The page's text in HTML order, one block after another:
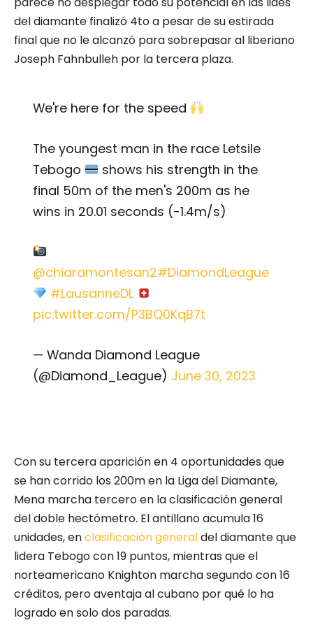
del diamante finalizó 4to a pesar de su estirada
final que no le alcanzó para sobrepasar al liberiano
Joseph Fahnbulleh por la tercera plaza.
We're here for the speed
The youngest man in the race Letsile
Tebogo
shows his strength in the
final 50m of the men's 200m as he
wins in 20.01 seconds (-1.4m/s)
@chiaramontesan2#DiamondLeague
#LausanneDL
pic.twitter.com/P3BQ0KqB7t
— Wanda Diamond League
(@Diamond_League) June 30, 2023
Con su tercera aparición en 4 oportunidades que
se han corrido los 200m en la Liga del Diamante,
Mena marcha tercero en la clasificación general
del doble hectómetro. El antillano acumula 16
unidades, enclasificación generaldel diamante que
lidera Tebogo con 19 puntos, mientras que el
norteamericano Knighton marcha segundo con 16
créditos, pero aventaja al cubano por qué lo ha
logrado en solo dos paradas.